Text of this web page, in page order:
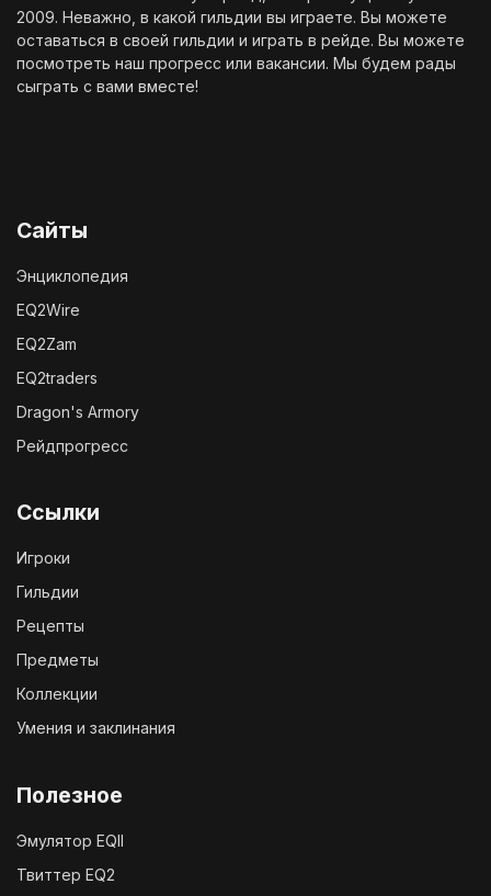
2009. Неважно, в какой гильдии вы играете. Вы можете
оставаться в своей гильдии и играть в рейде. Вы можете
посмотреть наш прогресс или вакансии. Мы будем рады
сыграть с вами вместе!
Сайты
Энциклопедия
EQ2Wire
EQ2Zam
EQ2traders
Dragon's Armory
Рейдпрогресс
Ссылки
Игроки
Гильдии
Рецепты
Предметы
Коллекции
Умения и заклинания
Полезное
Эмулятор EQII
Твиттер EQ2